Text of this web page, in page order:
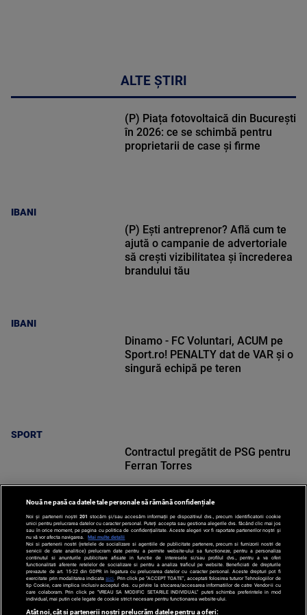
ALTE ȘTIRI
IBANI
(P) Piața fotovoltaică din București
în 2026: ce se schimbă pentru
proprietarii de case și firme
IBANI
(P) Ești antreprenor? Află cum te
ajută o campanie de advertoriale
să crești vizibilitatea și încrederea
brandului tău
SPORT
Dinamo - FC Voluntari, ACUM pe
Sport.ro! PENALTY dat de VAR și o
singură echipă pe teren
SPORT
Contractul pregătit de PSG pentru
Ferran Torres
Nouă ne pasă ca datele tale personale să rămână confidențiale
Noi și partenerii noștri 201 stocăm și/sau accesăm informații pe dispozitivul dvs., precum identificatorii cookie
unici pentru prelucrarea datelor cu caracter personal. Puteți accepta sau gestiona alegerile dvs. făcând clic mai jos
sau în orice moment, pe pagina cu politica de confidențialitate. Aceste alegeri vor fi raportate partenerilor noștri și
nu vă vor afecta navigarea.
Mai multe detalii
Noi si partenerii nostri (retelele de socializare si agentiile de publicitate partenere, precum si furnizorii nostri de
servicii de date analitice) prelucram date pentru a permite website-ului sa functioneze, pentru a personaliza
continutul si anunturile publicitare afisate in functie de interesele si/sau profilul dvs., pentru a va oferi
functionalitati aferente retelelor de socializare si pentru a analiza traficul pe website. Beneficiati de drepturile
prevazute de art. 15-22 din GDPR in legatura cu prelucrarea datelor cu caracter personal. Aceste drepturi pot fi
exercitate prin modalitatea indicataaici . Prin click pe “ACCEPT TOATE”, acceptati folosirea tuturor Tehnologiilor de
tip Cookie, care implica inclusiv acceptul dvs. cu privire la stocarea/accesarea informatiilor de catre Vendor-ii cu
care colaboram. Prin click pe “VREAU SA MODIFIC SETARILE INDIVIDUAL” puteti schimba preferintele in mod
individual, mai putin cele legate de cookie strict necesare pentru functionarea website-ului.
Atât noi, cât și partenerii noștri prelucrăm datele pentru a oferi: